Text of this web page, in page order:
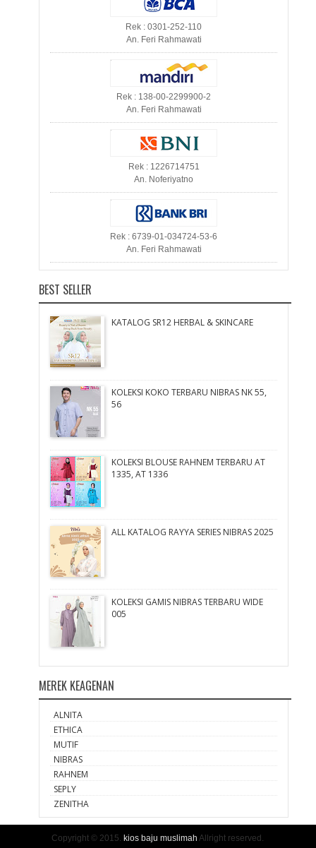
Rek : 0301-252-110
An. Feri Rahmawati
Rek : 138-00-2299900-2
An. Feri Rahmawati
Rek : 1226714751
An. Noferiyatno
Rek : 6739-01-034724-53-6
An. Feri Rahmawati
BEST SELLER
KATALOG SR12 HERBAL & SKINCARE
KOLEKSI KOKO TERBARU NIBRAS NK 55,
56
KOLEKSI BLOUSE RAHNEM TERBARU AT
1335, AT 1336
ALL KATALOG RAYYA SERIES NIBRAS 2025
KOLEKSI GAMIS NIBRAS TERBARU WIDE
005
MEREK KEAGENAN
ALNITA
ETHICA
MUTIF
NIBRAS
RAHNEM
SEPLY
ZENITHA
Copyright © 2015. kios baju muslimah Allright reserved.